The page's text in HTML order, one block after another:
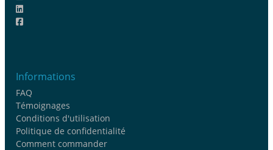
Informations
FAQ
Témoignages
Conditions d'utilisation
Politique de confidentialité
Comment commander